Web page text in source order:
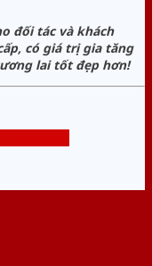
đối tác và khách
có giá trị gia tăng
lai tốt đẹp hơn!
miễn phí: